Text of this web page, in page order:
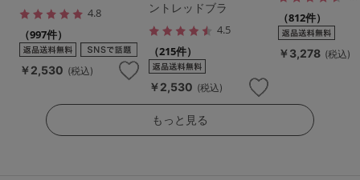
4.8
（997件）
￥2,530 (税込)
ントレッドブラ
4.5
（215件）
￥2,530 (税込)
（812件）
￥3,278 (税込)
もっと見る